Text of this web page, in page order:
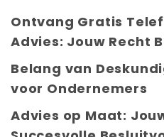
Ontvang Gratis
Advies: Jouw Recht
Belang van
voor Ondernemers
Advies op Maat: